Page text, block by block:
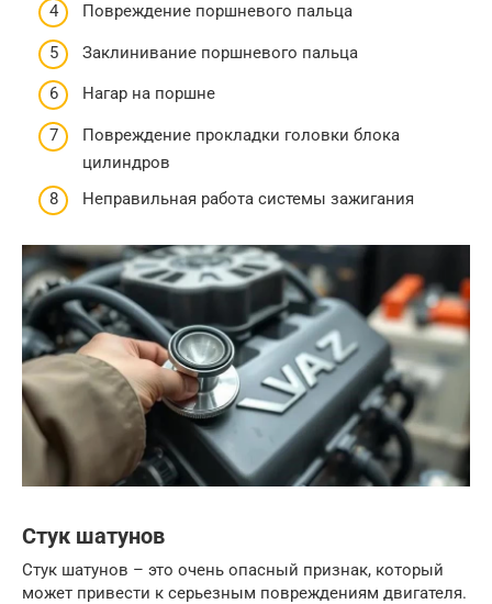
Повреждение поршневого пальца
Заклинивание поршневого пальца
Нагар на поршне
Повреждение прокладки головки блока
цилиндров
Неправильная работа системы зажигания
Стук шатунов
Стук шатунов – это очень опасный признак, который
может привести к серьезным повреждениям двигателя.